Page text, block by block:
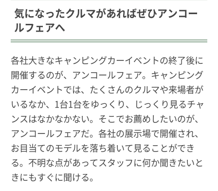
気になったクルマがあればぜひアンコー
ルフェアへ
各社大きなキャンピングカーイベントの終了後に
開催するのが、アンコールフェア。キャンピング
カーイベントでは、たくさんのクルマや来場者が
いるなか、1台1台をゆっくり、じっくり見るチャ
ンスはなかなかない。そこでお薦めしたいのが、
アンコールフェアだ。各社の展示場で開催され、
お目当てのモデルを落ち着いて見ることができ
る。不明な点があってスタッフに何か聞きたいと
きにもすぐに聞ける。